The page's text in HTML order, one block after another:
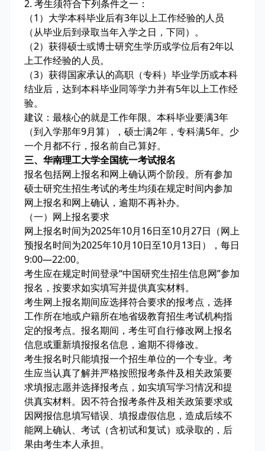
2. 考生须符合下列条件之一：
（1）大学本科毕业后有3年以上工作经验的人员
（从毕业后到录取当年入学之日，下同）。
（2）获得硕士或博士研究生学历或学位后有2年以
上工作经验的人员。
（3）获得国家承认的高职（专科）毕业学历或本科
结业后，达到本科毕业同等学力并有5年以上工作经
验。
建议：最核心的就是工作年限。本科毕业要满3年
（到入学那年9月算），硕士满2年，专科满5年。少
一个月都不行，报名前自己算好。
三、华南理工大学全国统一考试报名
报名包括网上报名和网上确认两个阶段。所有参加
硕士研究生招生考试的考生均须在规定时间内参加
网上报名和网上确认，逾期不再补办。
（一）网上报名要求
网上报名时间为2025年10月16日至10月27日（网上
预报名时间为2025年10月10日至10月13日），每日
9:00—22:00。
考生应在规定时间登录“中国研究生招生信息网”参加
报名，按要求如实填写并提供真实材料。
考生网上报名期间应选择符合要求的报考点，选择
工作所在地或户籍所在地省级教育招生考试机构指
定的报考点。报名期间，考生可自行修改网上报名
信息或重新填报报名信息，逾期不得修改。
考生报名时只能填报一个招生单位的一个专业。考
生应当认真了解并严格按照报考条件及相关政策要
求填报志愿并选择报考点，如实填写学习情况和提
供真实材料。因不符合报考条件及相关政策要求或
因网报信息填写错误、填报虚假信息，造成后续不
能网上确认、考试（含初试和复试）或录取的，后
果由考生本人承担。